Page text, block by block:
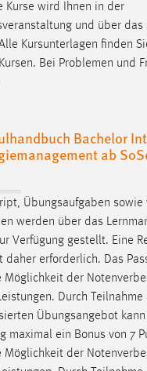
Kurse wird Ihnen in der
und über das
Kursunterlagen finden
Bei Problemen und
Bachelor
ab
Übungsaufgaben sowie
werden über das
Verfügung gestellt. Eine
daher erforderlich. Das
Möglichkeit der
Durch Teilnahme
Übungsangebot
maximal ein Bonus von 7
Möglichkeit der